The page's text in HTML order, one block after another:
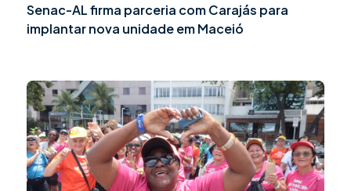
Senac-AL firma parceria com Carajás para
implantar nova unidade em Maceió